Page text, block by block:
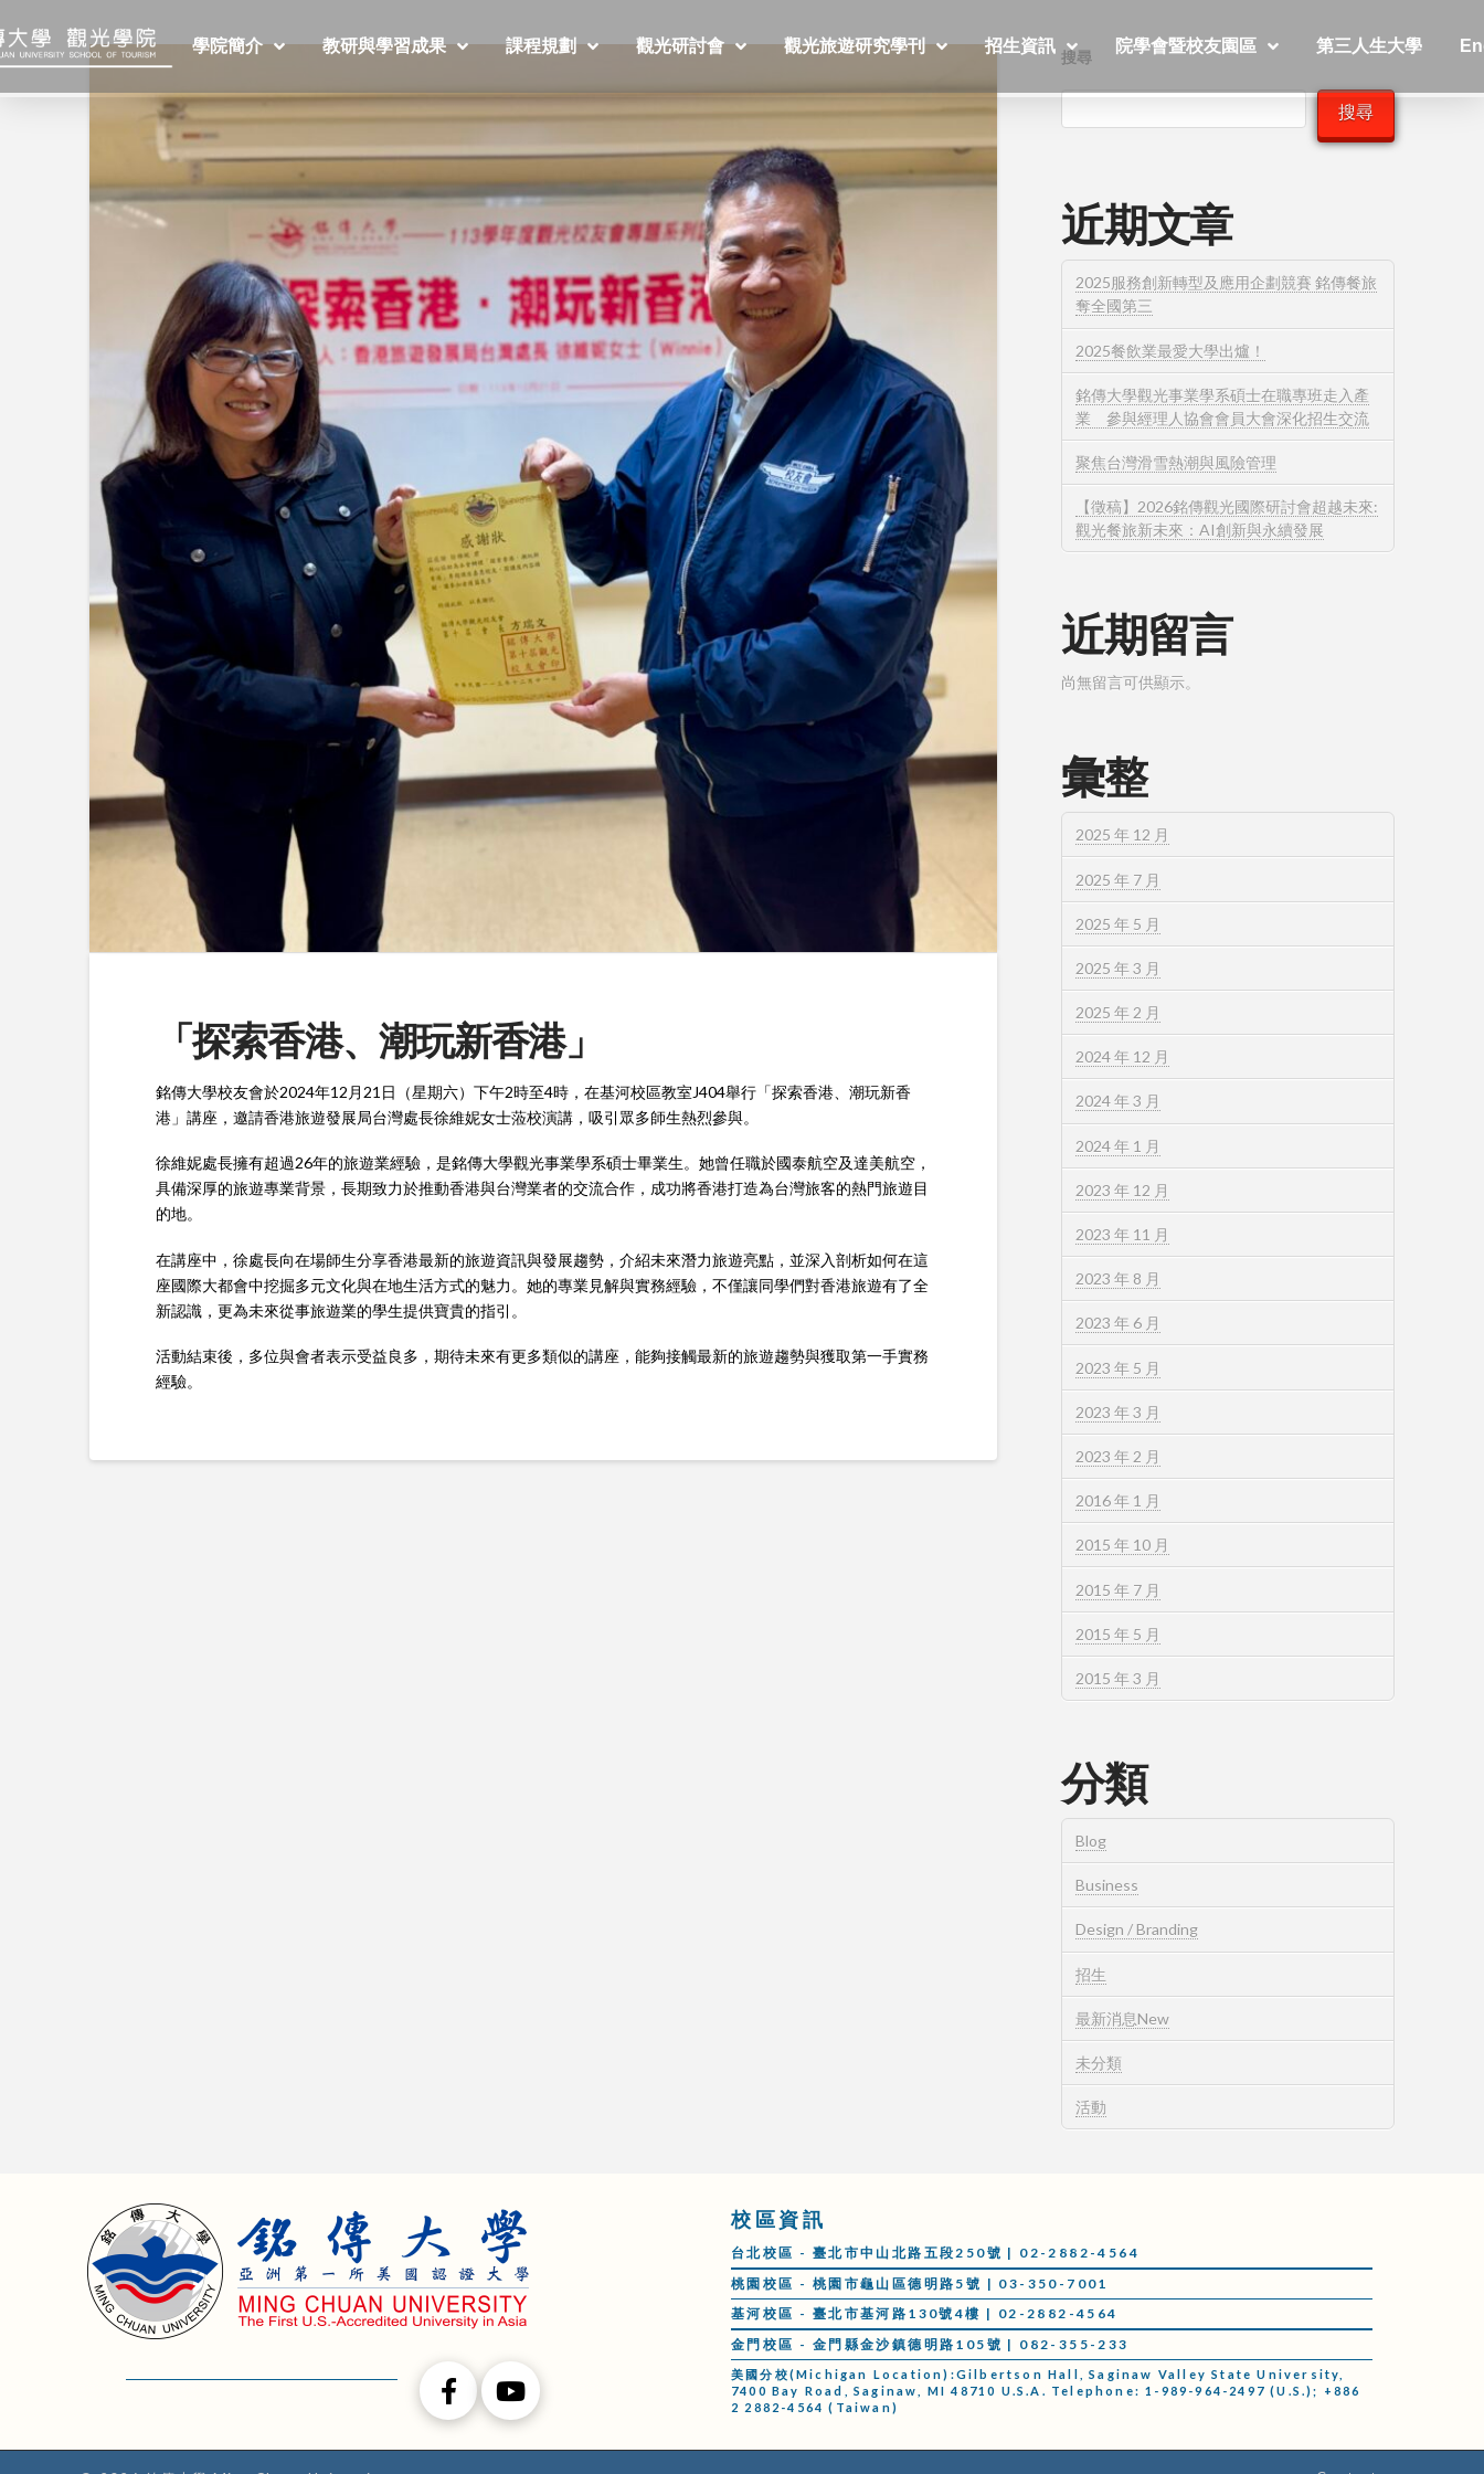
學院簡介 教研與學習成果 課程規劃 觀光研討會 觀光旅遊研究學刊 招生資訊 院學會暨校友園區 第三人生大學
「探索香港、潮玩新香港」
銘傳大學校友會於2024年12月21日（星期六）下午2時至4時，在基河校區教室J404舉行「探索香港、潮玩新香
港」講座，邀請香港旅遊發展局台灣處長徐維妮女士蒞校演講，吸引眾多師生熱烈參與。
徐維妮處長擁有超過26年的旅遊業經驗，是銘傳大學觀光事業學系碩士畢業生。她曾任職於國泰航空及達美航空，
具備深厚的旅遊專業背景，長期致力於推動香港與台灣業者的交流合作，成功將香港打造為台灣旅客的熱門旅遊目
的地。
在講座中，徐處長向在場師生分享香港最新的旅遊資訊與發展趨勢，介紹未來潛力旅遊亮點，並深入剖析如何在這
座國際大都會中挖掘多元文化與在地生活方式的魅力。她的專業見解與實務經驗，不僅讓同學們對香港旅遊有了全
新認識，更為未來從事旅遊業的學生提供寶貴的指引。
活動結束後，多位與會者表示受益良多，期待未來有更多類似的講座，能夠接觸最新的旅遊趨勢與獲取第一手實務
經驗。
搜尋
搜尋
近期文章
2025服務創新轉型及應用企劃競賽 銘傳餐旅
奪全國第三
2025餐飲業最愛大學出爐！
銘傳大學觀光事業學系碩士在職專班走入產
業 參與經理人協會會員大會深化招生交流
聚焦台灣滑雪熱潮與風險管理
【徵稿】2026銘傳觀光國際研討會超越未來:
觀光餐旅新未來：AI創新與永續發展
近期留言
尚無留言可供顯示。
彙整
2025 年 12 月
2025 年 7 月
2025 年 5 月
2025 年 3 月
2025 年 2 月
2024 年 12 月
2024 年 3 月
2024 年 1 月
2023 年 12 月
2023 年 11 月
2023 年 8 月
2023 年 6 月
2023 年 5 月
2023 年 3 月
2023 年 2 月
2016 年 1 月
2015 年 10 月
2015 年 7 月
2015 年 5 月
2015 年 3 月
分類
Blog
Business
Design / Branding
招生
最新消息New
未分類
活動
校區資訊
台北校區 - 臺北市中山北路五段250號 | 02-2882-4564
桃園校區 - 桃園市龜山區德明路5號 | 03-350-7001
基河校區 - 臺北市基河路130號4樓 | 02-2882-4564
金門校區 - 金門縣金沙鎮德明路105號 | 082-355-233
美國分校(Michigan Location):Gilbertson Hall, Saginaw Valley State University,
7400 Bay Road, Saginaw, MI 48710 U.S.A. Telephone: 1-989-964-2497 (U.S.); +886
2 2882-4564 (Taiwan)